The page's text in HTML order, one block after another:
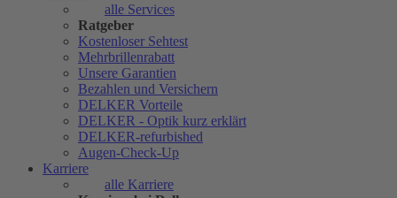
alle Services
Ratgeber
Kostenloser Sehtest
Mehrbrillenrabatt
Unsere Garantien
Bezahlen und Versichern
DELKER Vorteile
DELKER - Optik kurz erklärt
DELKER-refurbished
Augen-Check-Up
Karriere
alle Karriere